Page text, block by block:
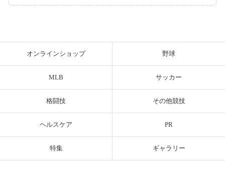
オンラインショップ 野球
MLB サッカー
格闘技 その他競技
ヘルスケア PR
特集 ギャラリー